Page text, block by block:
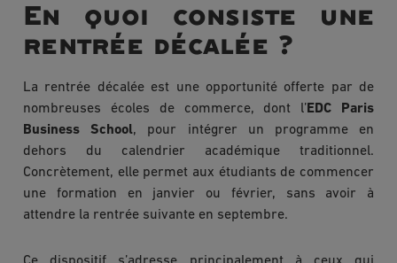
En quoi consiste une
rentrée décalée ?
La rentrée décalée est une opportunité offerte par de
nombreuses écoles de commerce, dont l’EDC Paris
Business School, pour intégrer un programme en
dehors du calendrier académique traditionnel.
Concrètement, elle permet aux étudiants de commencer
une formation en janvier ou février, sans avoir à
attendre la rentrée suivante en septembre.